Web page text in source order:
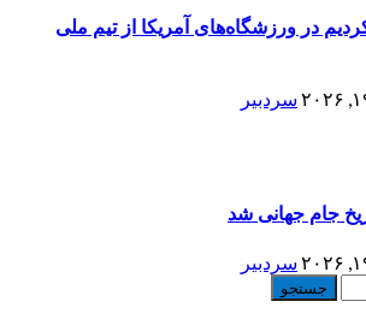
در ورزشگاه‌های آمریکا از تیم ملی
سردبیر
جام جهانی شد
سردبیر